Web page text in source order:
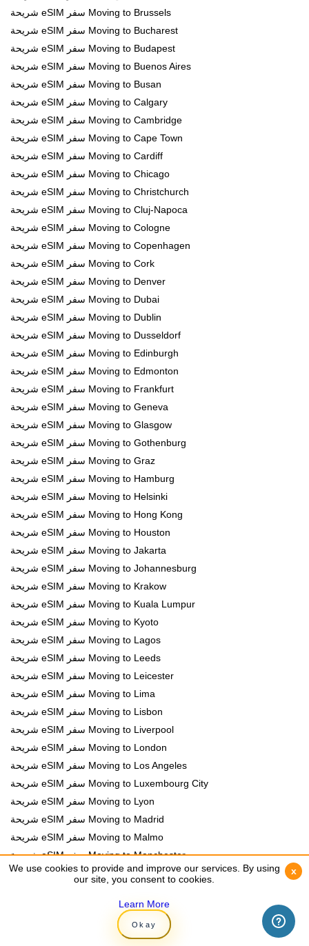
شريحة eSIM سفر Moving to Brussels
شريحة eSIM سفر Moving to Bucharest
شريحة eSIM سفر Moving to Budapest
شريحة eSIM سفر Moving to Buenos Aires
شريحة eSIM سفر Moving to Busan
شريحة eSIM سفر Moving to Calgary
شريحة eSIM سفر Moving to Cambridge
شريحة eSIM سفر Moving to Cape Town
شريحة eSIM سفر Moving to Cardiff
شريحة eSIM سفر Moving to Chicago
شريحة eSIM سفر Moving to Christchurch
شريحة eSIM سفر Moving to Cluj-Napoca
شريحة eSIM سفر Moving to Cologne
شريحة eSIM سفر Moving to Copenhagen
شريحة eSIM سفر Moving to Cork
شريحة eSIM سفر Moving to Denver
شريحة eSIM سفر Moving to Dubai
شريحة eSIM سفر Moving to Dublin
شريحة eSIM سفر Moving to Dusseldorf
شريحة eSIM سفر Moving to Edinburgh
شريحة eSIM سفر Moving to Edmonton
شريحة eSIM سفر Moving to Frankfurt
شريحة eSIM سفر Moving to Geneva
شريحة eSIM سفر Moving to Glasgow
شريحة eSIM سفر Moving to Gothenburg
شريحة eSIM سفر Moving to Graz
شريحة eSIM سفر Moving to Hamburg
شريحة eSIM سفر Moving to Helsinki
شريحة eSIM سفر Moving to Hong Kong
شريحة eSIM سفر Moving to Houston
شريحة eSIM سفر Moving to Jakarta
شريحة eSIM سفر Moving to Johannesburg
شريحة eSIM سفر Moving to Krakow
شريحة eSIM سفر Moving to Kuala Lumpur
شريحة eSIM سفر Moving to Kyoto
شريحة eSIM سفر Moving to Lagos
شريحة eSIM سفر Moving to Leeds
شريحة eSIM سفر Moving to Leicester
شريحة eSIM سفر Moving to Lima
شريحة eSIM سفر Moving to Lisbon
شريحة eSIM سفر Moving to Liverpool
شريحة eSIM سفر Moving to London
شريحة eSIM سفر Moving to Los Angeles
شريحة eSIM سفر Moving to Luxembourg City
شريحة eSIM سفر Moving to Lyon
شريحة eSIM سفر Moving to Madrid
شريحة eSIM سفر Moving to Malmo
شريحة eSIM سفر Moving to Manchester
شريحة eSIM سفر Moving to Manila
شريحة eSIM سفر Moving to Melbourne
شريحة eSIM سفر Moving to Mexico City
We use cookies to provide and improve our services. By using
our site, you consent to cookies.
Learn More
Okay
x
We use cookies to provide and improve our services. By using
our site, you consent to cookies.
Learn More
Okay
x